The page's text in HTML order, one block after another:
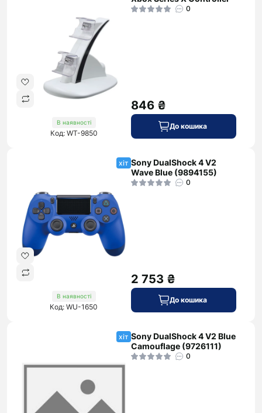
В наявності
Код: WT-9850
0
846 ₴
До кошика
хіт
В наявності
Код: WU-1650
Sony DualShock 4 V2
Wave Blue (9894155)
0
2 753 ₴
До кошика
хіт Sony DualShock 4 V2 Blue
Camouflage (9726111)
0